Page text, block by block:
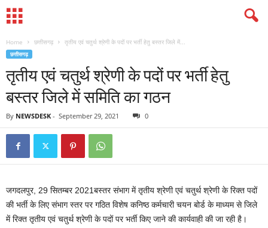
Home छत्तीसगढ़ तृतीय एवं चतुर्थ श्रेणी के पदों पर भर्ती हेतु बस्तर जिले में...
छत्तीसगढ़
तृतीय एवं चतुर्थ श्रेणी के पदों पर भर्ती हेतु
बस्तर जिले में समिति का गठन
By NEWSDESK - September 29, 2021 0
जगदलपुर, 29 सितम्बर 2021बस्तर संभाग में तृतीय श्रेणी एवं चतुर्थ श्रेणी के रिक्त पदों
की भर्ती के लिए संभाग स्तर पर गठित विशेष कनिष्ठ कर्मचारी चयन बोर्ड के माध्यम से जिले
में रिक्त तृतीय एवं चतुर्थ श्रेणी के पदों पर भर्ती किए जाने की कार्यवाही की जा रही है।